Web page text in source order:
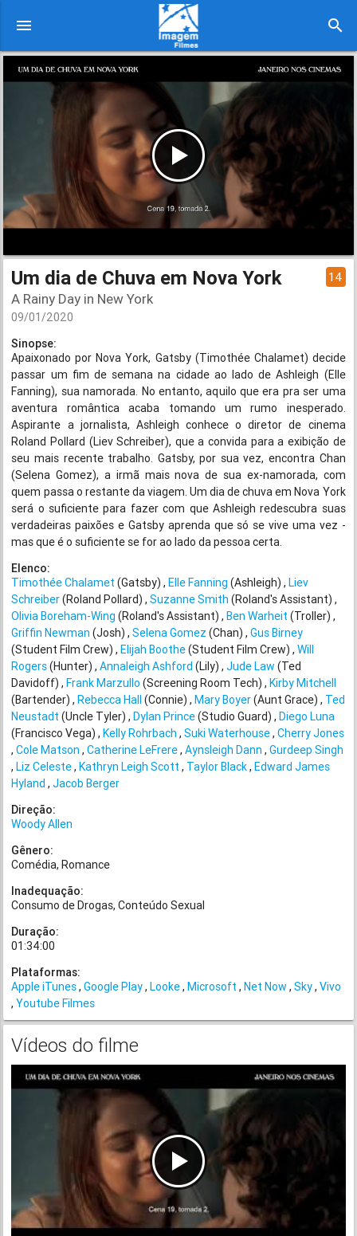
menu search
Um dia de Chuva em Nova York 14
A Rainy Day in New York
09/01/2020
Sinopse:
Apaixonado por Nova York, Gatsby (Timothée Chalamet) decide
passar um fim de semana na cidade ao lado de Ashleigh (Elle
Fanning), sua namorada. No entanto, aquilo que era pra ser uma
aventura romântica acaba tomando um rumo inesperado.
Aspirante a jornalista, Ashleigh conhece o diretor de cinema
Roland Pollard (Liev Schreiber), que a convida para a exibição de
seu mais recente trabalho. Gatsby, por sua vez, encontra Chan
(Selena Gomez), a irmã mais nova de sua ex-namorada, com
quem passa o restante da viagem. Um dia de chuva em Nova York
será o suficiente para fazer com que Ashleigh redescubra suas
verdadeiras paixões e Gatsby aprenda que só se vive uma vez -
mas que é o suficiente se for ao lado da pessoa certa.
Elenco:
Timothée Chalamet (Gatsby) Elle Fanning (Ashleigh) Liev
Schreiber(Roland Pollard) Suzanne Smith (Roland's Assistant)
Olivia Boreham-Wing (Roland's Assistant) Ben Warheit (Troller)
Griffin Newman (Josh) Selena Gomez (Chan) Gus Birney
(Student Film Crew) Elijah Boothe(Student Film Crew) Will
Rogers(Hunter) Annaleigh Ashford (Lily) Jude Law (Ted
Davidoff) Frank Marzullo (Screening Room Tech) Kirby Mitchell
(Bartender) Rebecca Hall (Connie) Mary Boyer(Aunt Grace) Ted
Neustadt (Uncle Tyler) Dylan Prince(Studio Guard) Diego Luna
(Francisco Vega) Kelly Rohrbach Suki Waterhouse Cherry Jones
Cole Matson Catherine LeFrere Aynsleigh Dann Gurdeep Singh
Liz Celeste Kathryn Leigh Scott Taylor Black Edward James
Hyland Jacob Berger
Direção:
Woody Allen
Gênero:
Comédia Romance
Inadequação:
Consumo de Drogas Conteúdo Sexual
Duração:
01:34:00
Plataformas:
Apple iTunes Google Play Looke Microsoft Net Now Sky Vivo
Youtube Filmes
Vídeos do filme